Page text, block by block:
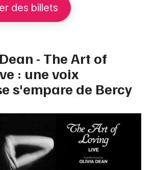
des billets
- The Art of
: une voix
s'empare de Bercy